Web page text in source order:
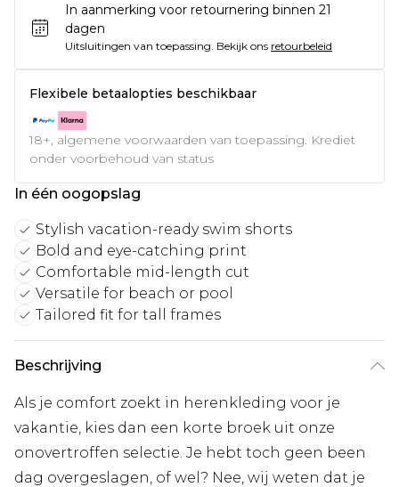
In aanmerking voor retournering binnen 21
dagen
Uitsluitingen van toepassing. Bekijk ons retourbeleid
Flexibele betaalopties beschikbaar
18+, algemene voorwaarden van toepassing. Krediet
onder voorbehoud van status
In één oogopslag
Stylish vacation-ready swim shorts
Bold and eye-catching print
Comfortable mid-length cut
Versatile for beach or pool
Tailored fit for tall frames
Beschrijving
Als je comfort zoekt in herenkleding voor je
vakantie, kies dan een korte broek uit onze
onovertroffen selectie. Je hebt toch geen been
dag overgeslagen, of wel? Nee, wij weten dat je